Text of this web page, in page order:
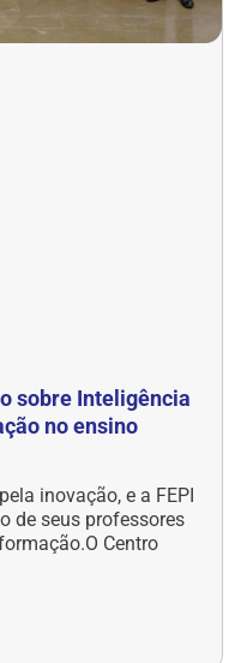
sobre Inteligência
no ensino
inovação, e a FEPI
de seus professores
Centro